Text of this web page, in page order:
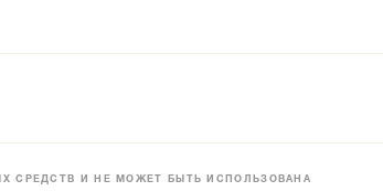
СРЕДСТВ И НЕ МОЖЕТ БЫТЬ ИСПОЛЬЗОВАНА